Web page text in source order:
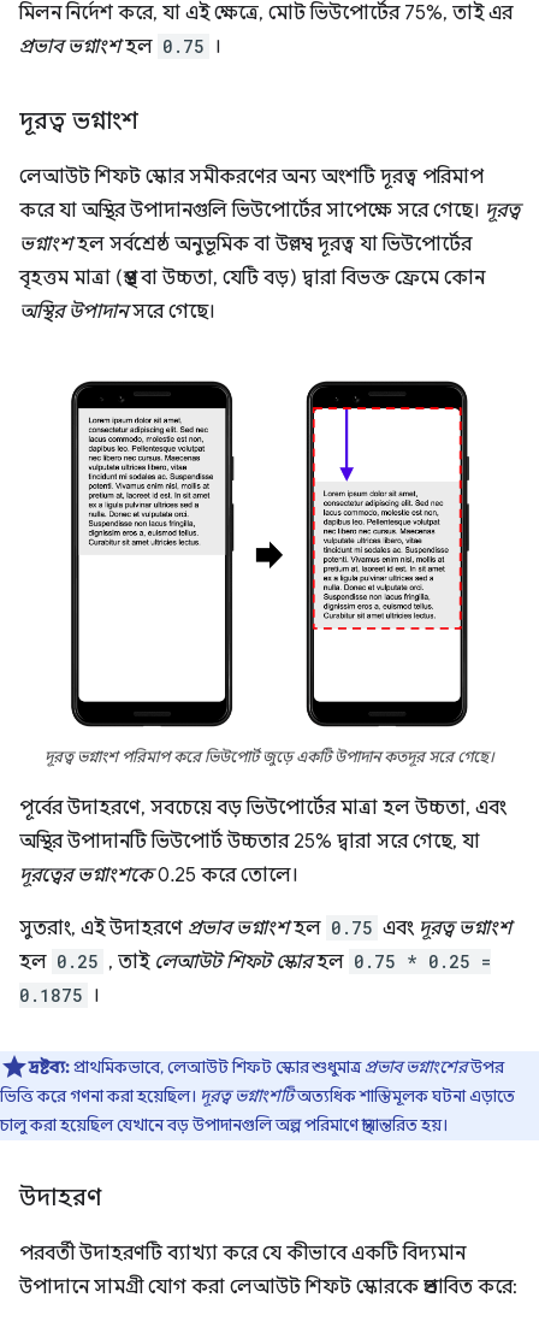
মিলন নির্দেশ করে, যা এই ক্ষেত্রে, মোট ভিউপোর্টের 75%, তাই এর
প্রভাব ভগ্নাংশহল 0.75 ।
দূরত্ব ভগ্নাংশ
লেআউট শিফট স্কোর সমীকরণের অন্য অংশটি দূরত্ব পরিমাপ
করে যা অস্থির উপাদানগুলি ভিউপোর্টের সাপেক্ষে সরে গেছে। দূরত্ব
ভগ্নাংশহল সর্বশ্রেষ্ঠ অনুভূমিক বা উল্লম্ব দূরত্ব যা ভিউপোর্টের
বৃহত্তম মাত্রা (প্রস্থ বা উচ্চতা, যেটি বড়) দ্বারা বিভক্ত ফ্রেমে কোন
অস্থির উপাদানসরে গেছে।
দূরত্ব ভগ্নাংশ পরিমাপ করে ভিউপোর্ট জুড়ে একটি উপাদান কতদূর সরে গেছে।
পূর্বের উদাহরণে, সবচেয়ে বড় ভিউপোর্টের মাত্রা হল উচ্চতা, এবং
অস্থির উপাদানটি ভিউপোর্ট উচ্চতার 25% দ্বারা সরে গেছে, যা
দূরত্বের ভগ্নাংশকে0.25 করে তোলে।
সুতরাং, এই উদাহরণে প্রভাব ভগ্নাংশহল 0.75 এবং দূরত্ব ভগ্নাংশ
হল 0.25 , তাই লেআউট শিফট স্কোরহল 0.75 * 0.25 =
0.1875 ।
দ্রষ্টব্য:প্রাথমিকভাবে, লেআউট শিফট স্কোর শুধুমাত্রপ্রভাব ভগ্নাংশেরউপর
ভিত্তি করে গণনা করা হয়েছিল। দূরত্ব ভগ্নাংশটিঅত্যধিক শাস্তিমূলক ঘটনা এড়াতে
চালু করা হয়েছিল যেখানে বড় উপাদানগুলি অল্প পরিমাণে স্থানান্তরিত হয়।
উদাহরণ
পরবর্তী উদাহরণটি ব্যাখ্যা করে যে কীভাবে একটি বিদ্যমান
উপাদানে সামগ্রী যোগ করা লেআউট শিফট স্কোরকে প্রভাবিত করে: